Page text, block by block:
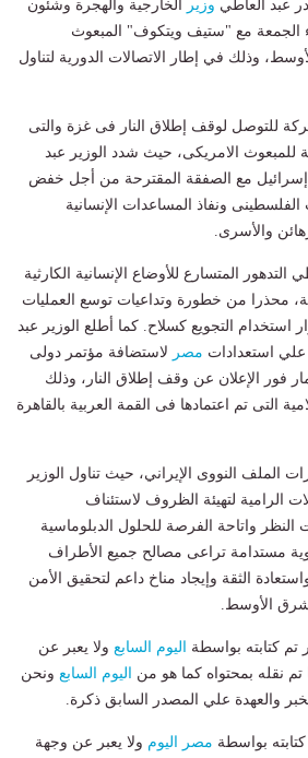
عبد العاطي وزير
الخارجية والهجرة وشئون
الجمعة مع "ستيف ويتكوف" المبعوث
وذلك في إطار الاتصالات الدورية لتناول
للتوصل لوقف إطلاق النار فى غزة والتى
للمبعوث الامريكى، حيث شدد الوزير عبد
مع الصفقة المقترحة من أجل خفض
ونفاذ المساعدات الإنسانية
والأسرى.
المتسارع للأوضاع الإنسانية الكارثية
محذرا من خطورة وتداعيات توسع العمليات
التجويع كسلاح. كما أطلع الوزير عبد
علي استعدادات مصر لاستضافة مؤتمر دولى
فور الإعلان عن وقف إطلاق النار، وذلك
التى تم اعتمادها فى القمة العربية بالقاهرة
الملف النووى الإيراني، حيث تناول الوزير
الرامية لتهيئة الظروف لاستئناف
واتاحة الفرصة للحلول الدبلوماسية
مستدامة تراعى مصالح جميع الأطراف
الثقة وإيجاد مناخ داعم لتحقيق الأمن
الأوسط.
كتابته بواسطة اليوم السابع ولا يعبر عن
تم نقله بمحتواه كما هو من اليوم السابع ونحن
والعهدة علي المصدر السابق ذكرة.
بواسطة مصر اليوم ولا يعبر عن وجهة